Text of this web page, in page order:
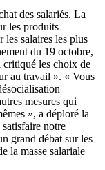
des salariés. La
les produits
les salaires les plus
du 19 octobre,
critiqué les choix de
au travail ». « Vous
mesures qui
», a déploré la
notre
grand débat sur les
la masse salariale